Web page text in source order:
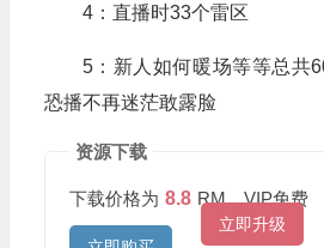
4：直播时33个雷区
5：新人如何暖场等等总共
恐播不再迷茫敢露脸
资源下载
下载价格为 8.8 RM，VIP免费
立即升级